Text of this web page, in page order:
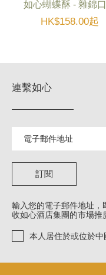
如心蝴蝶酥 - 雜錦
HK$158.00起
連繫如心
訂閱
輸入您的電子郵件地址，
收如心酒店集團的市場推
本人居住於或位於中